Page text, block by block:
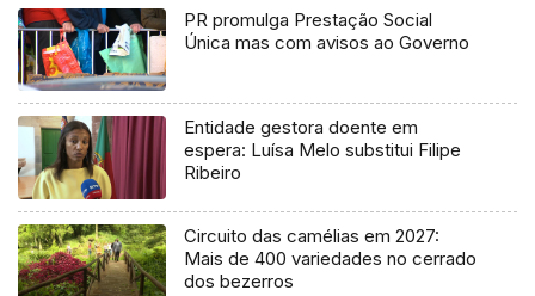
PR promulga Prestação Social
Única mas com avisos ao Governo
Entidade gestora doente em
espera: Luísa Melo substitui Filipe
Ribeiro
Circuito das camélias em 2027:
Mais de 400 variedades no cerrado
dos bezerros